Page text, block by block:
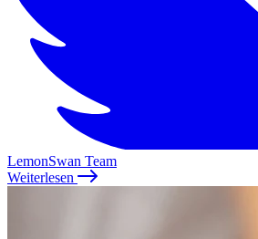
LemonSwan Team
Weiterlesen